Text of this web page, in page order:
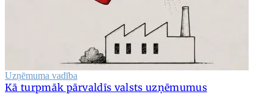
Uzņēmuma vadība
Kā turpmāk pārvaldīs valsts uzņēmumus